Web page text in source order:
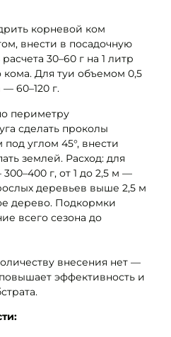
корневой ком
внести в посадочную
30–60 г на 1 литр
Для туи объемом 0,5
— 60–120 г.
периметру
сделать проколы
углом 45°, внести
землей. Расход: для
г, от 1 до 2,5 м —
деревьев выше 2,5 м
дерево. Подкормки
всего сезона до
внесения нет —
эффективность и